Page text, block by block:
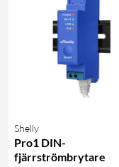
Shelly
Pro1 DIN-
fjärrströmbrytare